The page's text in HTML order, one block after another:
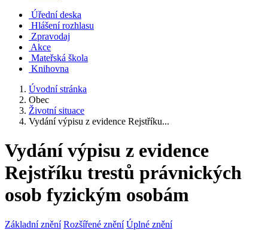
Úřední deska
Hlášení rozhlasu
Zpravodaj
Akce
Mateřská škola
Knihovna
Úvodní stránka
Obec
Životní situace
Vydání výpisu z evidence Rejstříku...
Vydání výpisu z evidence
Rejstříku trestů právnických
osob fyzickým osobám
Základní znění Rozšířené znění Úplné znění